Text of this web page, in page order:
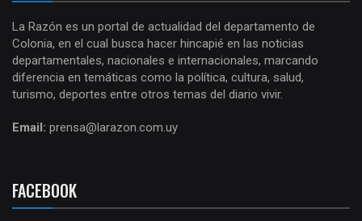
La Razón es un portal de actualidad del departamento de
Colonia, en el cual busca hacer hincapié en las noticias
departamentales, nacionales e internacionales, marcando
diferencia en temáticas como la política, cultura, salud,
turismo, deportes entre otros temas del diario vivir.
Email: prensa@larazon.com.uy
FACEBOOK